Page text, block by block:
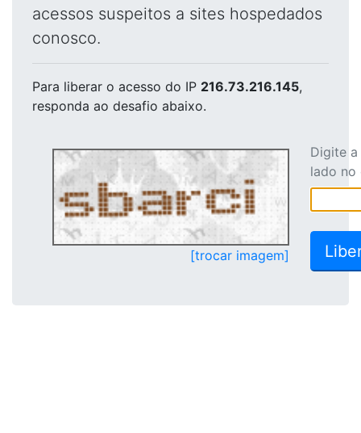
acessos suspeitos a sites hospedados
conosco.
Para liberar o acesso do IP 216.73.216.145,
responda ao desafio abaixo.
[trocar imagem]
Digite
lado no